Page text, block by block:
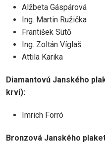
Alžbeta Gáspárová
Ing. Martin Ružička
František Sütő
Ing. Zoltán Víglaš
Attila Karika
Diamantovú Janského
krvi):
Imrich Forró
Bronzová Janského